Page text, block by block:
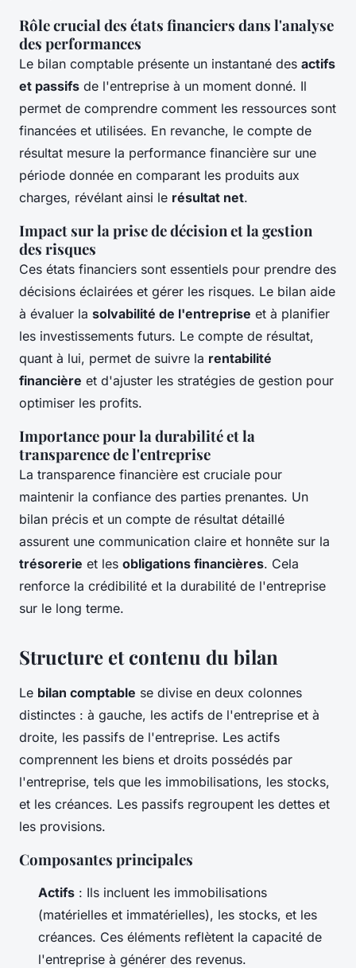
Rôle crucial des états financiers dans l'analyse
des performances
Le bilan comptable présente un instantané des actifs
et passifs de l'entreprise à un moment donné. Il
permet de comprendre comment les ressources sont
financées et utilisées. En revanche, le compte de
résultat mesure la performance financière sur une
période donnée en comparant les produits aux
charges, révélant ainsi le résultat net.
Impact sur la prise de décision et la gestion
des risques
Ces états financiers sont essentiels pour prendre des
décisions éclairées et gérer les risques. Le bilan aide
à évaluer la solvabilité de l'entreprise et à planifier
les investissements futurs. Le compte de résultat,
quant à lui, permet de suivre la rentabilité
financière et d'ajuster les stratégies de gestion pour
optimiser les profits.
Importance pour la durabilité et la
transparence de l'entreprise
La transparence financière est cruciale pour
maintenir la confiance des parties prenantes. Un
bilan précis et un compte de résultat détaillé
assurent une communication claire et honnête sur la
trésorerie et les obligations financières. Cela
renforce la crédibilité et la durabilité de l'entreprise
sur le long terme.
Structure et contenu du bilan
Le bilan comptable se divise en deux colonnes
distinctes : à gauche, les actifs de l'entreprise et à
droite, les passifs de l'entreprise. Les actifs
comprennent les biens et droits possédés par
l'entreprise, tels que les immobilisations, les stocks,
et les créances. Les passifs regroupent les dettes et
les provisions.
Composantes principales
Actifs : Ils incluent les immobilisations
(matérielles et immatérielles), les stocks, et les
créances. Ces éléments reflètent la capacité de
l'entreprise à générer des revenus.